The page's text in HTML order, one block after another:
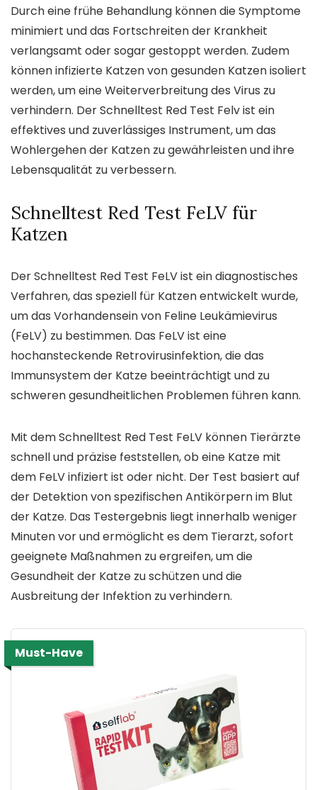
Durch eine frühe Behandlung können die Symptome
minimiert und das Fortschreiten der Krankheit
verlangsamt oder sogar gestoppt werden. Zudem
können infizierte Katzen von gesunden Katzen isoliert
werden, um eine Weiterverbreitung des Virus zu
verhindern. Der Schnelltest Red Test Felv ist ein
effektives und zuverlässiges Instrument, um das
Wohlergehen der Katzen zu gewährleisten und ihre
Lebensqualität zu verbessern.
Schnelltest Red Test FeLV für
Katzen
Der Schnelltest Red Test FeLV ist ein diagnostisches
Verfahren, das speziell für Katzen entwickelt wurde,
um das Vorhandensein von Feline Leukämievirus
(FeLV) zu bestimmen. Das FeLV ist eine
hochansteckende Retrovirusinfektion, die das
Immunsystem der Katze beeinträchtigt und zu
schweren gesundheitlichen Problemen führen kann.
Mit dem Schnelltest Red Test FeLV können Tierärzte
schnell und präzise feststellen, ob eine Katze mit
dem FeLV infiziert ist oder nicht. Der Test basiert auf
der Detektion von spezifischen Antikörpern im Blut
der Katze. Das Testergebnis liegt innerhalb weniger
Minuten vor und ermöglicht es dem Tierarzt, sofort
geeignete Maßnahmen zu ergreifen, um die
Gesundheit der Katze zu schützen und die
Ausbreitung der Infektion zu verhindern.
Must-Have